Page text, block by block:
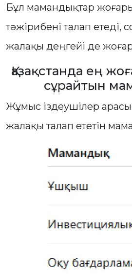
Бұл мамандықтар жоғары
тәжірибені талап етеді,
жалақы деңгейі де
Қазақстанда ең
сұрайтын
Жұмыс іздеушілер
жалақы талап ететін